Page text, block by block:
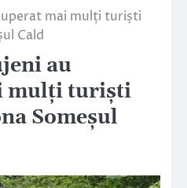
mai mulți turiști
Cald
au
mulți turiști
Someșul